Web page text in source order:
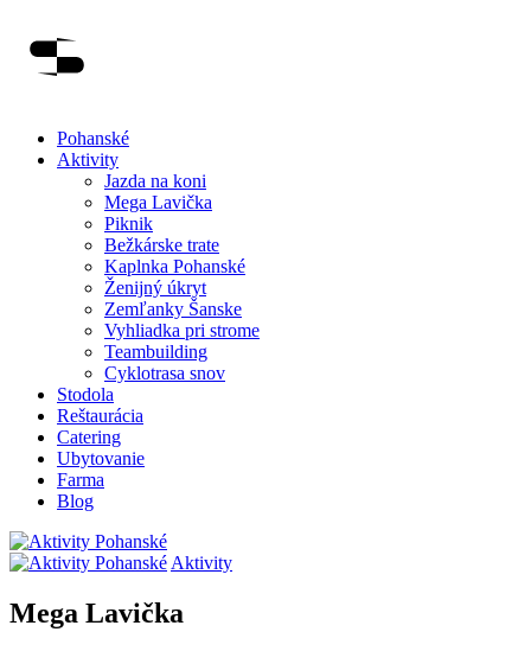
Pohanské
Aktivity
Jazda na koni
Mega Lavička
Piknik
Bežkárske trate
Kaplnka Pohanské
Ženijný úkryt
Zemľanky Šanske
Vyhliadka pri strome
Teambuilding
Cyklotrasa snov
Stodola
Reštaurácia
Catering
Ubytovanie
Farma
Blog
Skip
to
Aktivity
Mega Lavička